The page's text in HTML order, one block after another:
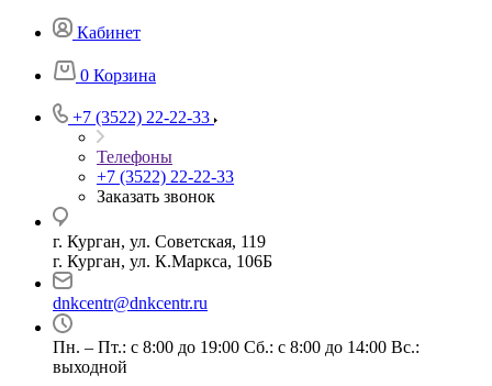
Кабинет
0 Корзина
+7 (3522) 22-22-33
Телефоны
+7 (3522) 22-22-33
Заказать звонок
г. Курган, ул. Советская, 119
г. Курган, ул. К.Маркса, 106Б
dnkcentr@dnkcentr.ru
Пн. – Пт.: с 8:00 до 19:00 Сб.: с 8:00 до 14:00 Вс.:
выходной